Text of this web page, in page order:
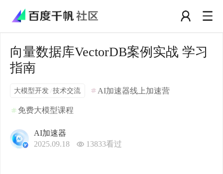
向量数据库VectorDB案例实战 学习
指南
大模型开发 /技术交流 AI加速器线上加速营
免费大模型课程
AI加速器
2025.09.18
13833看过